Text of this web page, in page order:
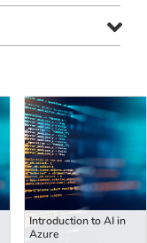
Introduction to AI in
Azure